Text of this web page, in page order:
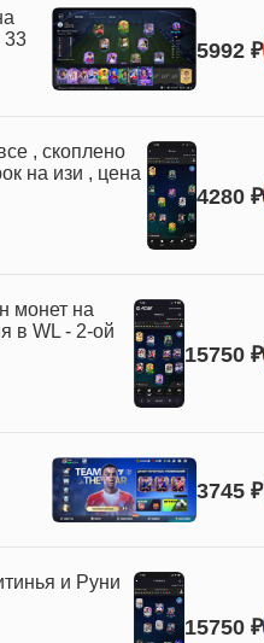
33
5992 ₽
, скоплено
на изи , цена
4280 ₽
монет на
в WL - 2-ой
15750 ₽
3745 ₽
и Руни
15750 ₽